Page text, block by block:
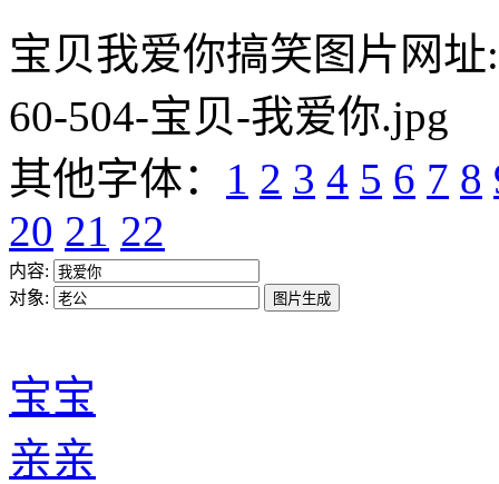
宝贝我爱你搞笑图片网址
60-504-宝贝-我爱你.jpg
其他字体： 1 2 3 4 5 6 7 8
20 21 22
内容:
对象:
宝宝
亲亲